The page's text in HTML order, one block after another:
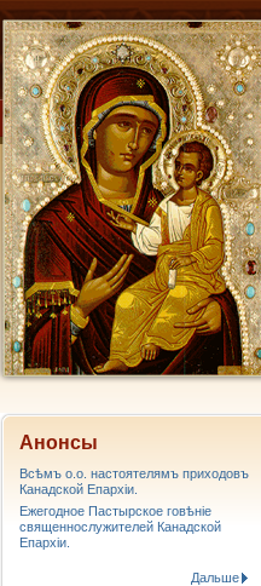
Анонсы
Всѣмъ о.о. настоятелямъ приходовъ
Канадской Епархiи.
Ежегодное Пастырское говѣніе
священнослужителей Канадской
Епархіи.
Дальше